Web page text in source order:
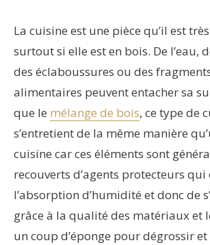
La cuisine est une pièce qu’il est
surtout si elle est en bois. De l’eau,
des éclaboussures ou des
alimentaires peuvent entacher sa
que le mélange de bois, ce type de
s’entretient de la même manière
cuisine car ces éléments sont
recouverts d’agents protecteurs
l’absorption d’humidité et donc de
grâce à la qualité des matériaux et
un coup d’éponge pour dégrossir